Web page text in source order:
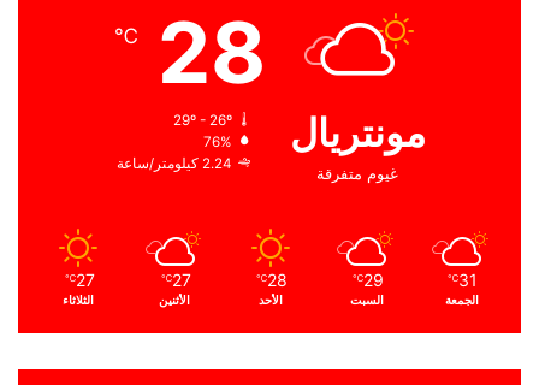
مونتريال
غيوم متفرقة
28
℃
29º - 26º
76%
2.24 كيلومتر/ساعة
31
℃
الجمعة
29
℃
السبت
28
℃
الأحد
27
℃
الأثنين
27
℃
الثلاثاء